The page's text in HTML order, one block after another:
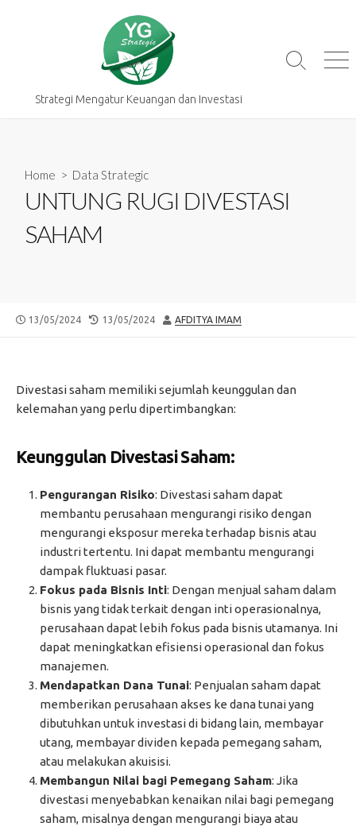
Strategi Mengatur Keuangan dan Investasi
Search
Home > Data Strategic
UNTUNG RUGI DIVESTASI
SAHAM
PUBLISHED
13/05/2024
LAST
13/05/2024 AUTHOR
AFDITYA IMAM
Divestasi saham memiliki sejumlah keunggulan dan
kelemahan yang perlu dipertimbangkan:
Keunggulan Divestasi Saham:
Pengurangan Risiko: Divestasi saham dapat
membantu perusahaan mengurangi risiko dengan
mengurangi eksposur mereka terhadap bisnis atau
industri tertentu. Ini dapat membantu mengurangi
dampak fluktuasi pasar.
Fokus pada Bisnis Inti: Dengan menjual saham dalam
bisnis yang tidak terkait dengan inti operasionalnya,
perusahaan dapat lebih fokus pada bisnis utamanya. Ini
dapat meningkatkan efisiensi operasional dan fokus
manajemen.
Mendapatkan Dana Tunai: Penjualan saham dapat
memberikan perusahaan akses ke dana tunai yang
dibutuhkan untuk investasi di bidang lain, membayar
utang, membayar dividen kepada pemegang saham,
atau melakukan akuisisi.
Membangun Nilai bagi Pemegang Saham: Jika
divestasi menyebabkan kenaikan nilai bagi pemegang
saham, misalnya dengan mengurangi biaya atau